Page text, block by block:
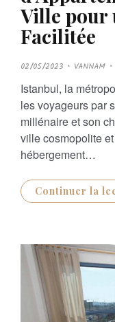
Ville pour
Facilitée
P
O
T
E
D
O
N
02/05/2023 VANNAM
Istanbul, la
les voyageurs par
millénaire et son
ville cosmopolite
hébergement…
Continuer la